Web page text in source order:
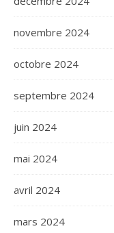
novembre 2024
octobre 2024
septembre 2024
juin 2024
mai 2024
avril 2024
mars 2024